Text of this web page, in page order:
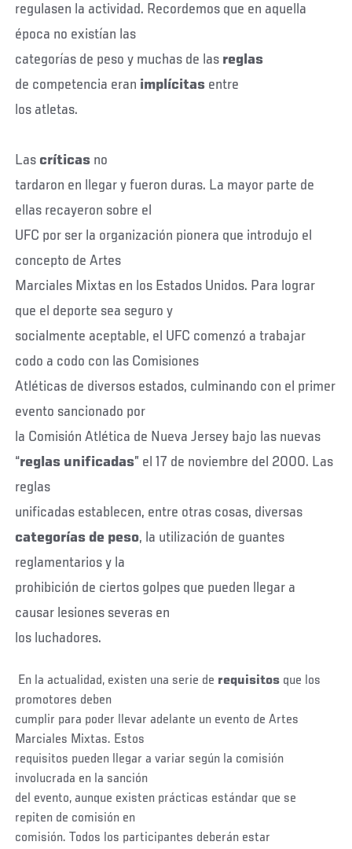
regulasen la actividad. Recordemos que en aquella
época no existían las
categorías de peso y muchas de las reglas
de competencia eran implícitas entre
los atletas.
Las críticas no
tardaron en llegar y fueron duras. La mayor parte de
ellas recayeron sobre el
UFC por ser la organización pionera que introdujo el
concepto de Artes
Marciales Mixtas en los Estados Unidos. Para lograr
que el deporte sea seguro y
socialmente aceptable, el UFC comenzó a trabajar
codo a codo con las Comisiones
Atléticas de diversos estados, culminando con el primer
evento sancionado por
la Comisión Atlética de Nueva Jersey bajo las nuevas
“reglas unificadas” el 17 de noviembre del 2000. Las
reglas
unificadas establecen, entre otras cosas, diversas
categorías de peso, la utilización de guantes
reglamentarios y la
prohibición de ciertos golpes que pueden llegar a
causar lesiones severas en
los luchadores.
En la actualidad, existen una serie de requisitos que los
promotores deben
cumplir para poder llevar adelante un evento de Artes
Marciales Mixtas. Estos
requisitos pueden llegar a variar según la comisión
involucrada en la sanción
del evento, aunque existen prácticas estándar que se
repiten de comisión en
comisión. Todos los participantes deberán estar